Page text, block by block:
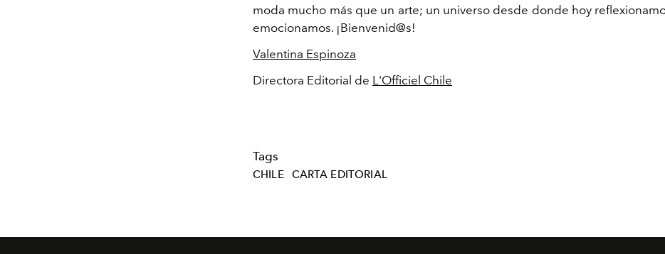
moda mucho más que un arte; un universo desde donde hoy
emocionamos. ¡Bienvenid@s!
Valentina Espinoza
Directora Editorial de L'Officiel Chile
Tags
CHILE CARTA EDITORIAL